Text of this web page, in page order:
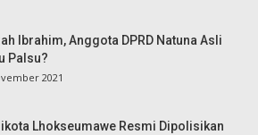
Ibrahim, Anggota DPRD Natuna Asli
Palsu?
2021
Lhokseumawe Resmi Dipolisikan